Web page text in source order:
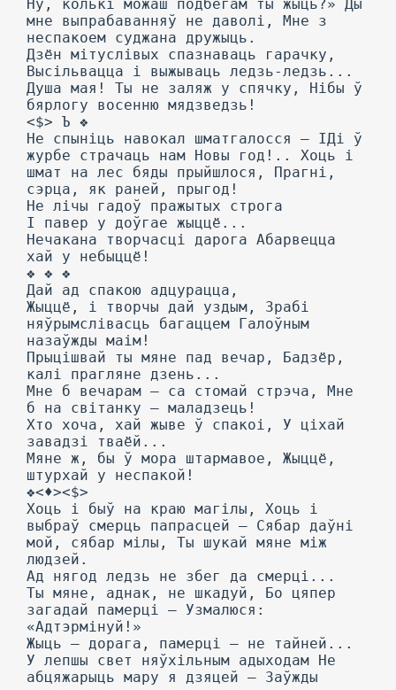
Ну, колькі можаш подбегам ты жыць?» Ды
мне выпрабаванняў не даволі, Мне з
неспакоем суджана дружыць.
Дзён мітуслівых спазнаваць гарачку,
Высільвацца і выжываць ледзь-ледзь...
Душа мая! Ты не заляж у спячку, Нібы ў
бярлогу восенню мядзведзь!
<$> Ъ ❖
Не спыніць навокал шматгалосся — ІДі ў
журбе страчаць нам Новы год!.. Хоць і
шмат на лес бяды прыйшлося, Прагні,
сэрца, як раней, прыгод!
Не лічы гадоў пражытых строга
I павер у доўгае жыццё...
Нечакана творчасці дарога Абарвецца
хай у небыццё!
❖ ❖ ❖
Дай ад спакою адцурацца,
Жыццё, і творчы дай уздым, Зрабі
няўрымслівасць багаццем Галоўным
назаўжды маім!
Прыцішвай ты мяне пад вечар, Бадзёр,
калі прагляне дзень...
Мне б вечарам — са стомай стрэча, Мне
б на світанку — маладзець!
Хто хоча, хай жыве ў спакоі, У ціхай
завадзі тваёй...
Мяне ж, бы ў мора штармавое, Жыццё,
штурхай у неспакой!
❖<♦><$>
Хоць і быў на краю магілы, Хоць і
выбраў смерць папрасцей — Сябар даўні
мой, сябар мілы, Ты шукай мяне між
людзей.
Ад нягод ледзь не збег да смерці...
Ты мяне, аднак, не шкадуй, Бо цяпер
загадай памерці — Узмалюся:
«Адтэрмінуй!»
Жыць — дорага, памерці — не тайней...
У лепшы свет няўхільным адыходам Не
абцяжарыць мару я дзяцей — Заўжды